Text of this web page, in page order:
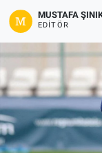
MUSTAFA
EDITÖR
Politika
Resmi
Sağlık
Siyaset